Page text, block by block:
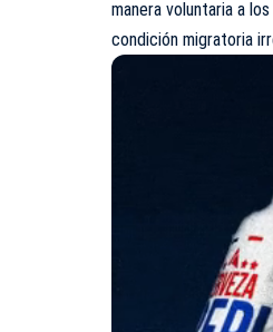
manera voluntaria a
condición migratoria